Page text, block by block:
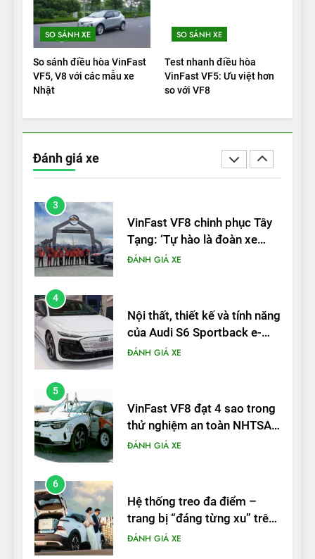
SO SÁNH XE
So sánh điều hòa VinFast
VF5, V8 với các mẫu xe
Nhật
SO SÁNH XE
Test nhanh điều hòa
VinFast VF5: Ưu việt hơn
so với VF8
Đánh giá xe
1
Xe tốt nhất để mua năm
2025: Green Car Reports
nêu tên 5 người vào chung
kết – Mỹ
ĐÁNH GIÁ XE
‘Wuling Bingo ồn, không có
trạm sạc, nhưng vẫn bán
3
VinFast VF8 chinh phục Tây
Tạng: ‘Tự hào là đoàn xe
điện Việt Nam đầu tiên lăn
ĐÁNH GIÁ XE
4
Nội thất, thiết kế và tính năng
của Audi S6 Sportback e-
tron
ĐÁNH GIÁ XE
5
VinFast VF8 đạt 4 sao trong
thử nghiệm an toàn NHTSA
tại Mỹ
ĐÁNH GIÁ XE
6
Hệ thống treo đa điểm –
trang bị “đáng từng xu” trên
VinFast VF 6
ĐÁNH GIÁ XE